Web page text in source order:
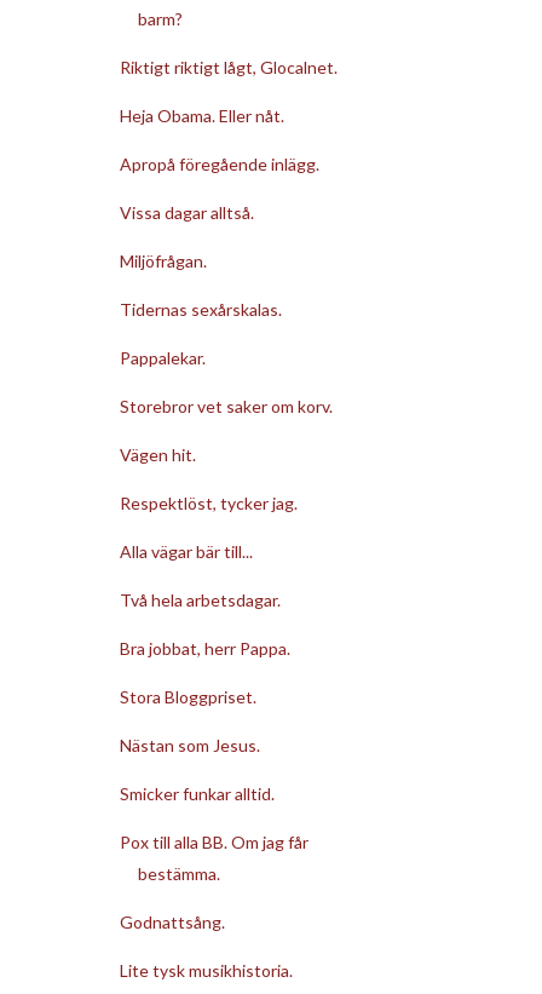
barm?
Riktigt riktigt lågt, Glocalnet.
Heja Obama. Eller nåt.
Apropå föregående inlägg.
Vissa dagar alltså.
Miljöfrågan.
Tidernas sexårskalas.
Pappalekar.
Storebror vet saker om korv.
Vägen hit.
Respektlöst, tycker jag.
Alla vägar bär till...
Två hela arbetsdagar.
Bra jobbat, herr Pappa.
Stora Bloggpriset.
Nästan som Jesus.
Smicker funkar alltid.
Pox till alla BB. Om jag får
bestämma.
Godnattsång.
Lite tysk musikhistoria.